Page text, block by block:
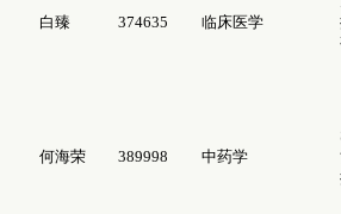
白臻 374635 临床医学
何海荣 389998 中药学